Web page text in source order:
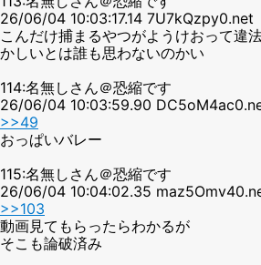
26/06/04 10:03:17.14 7U7kQzpy0.net
こんだけ捕まるやつがようけおって違
かしいとは誰も思わないのかい
114:名無しさん＠恐縮です
26/06/04 10:03:59.90
>>49
おっぱいバレー
115:名無しさん＠恐縮です
26/06/04 10:04:02.35
>>103
動画見てもらったらわかるが
そこも論破済み